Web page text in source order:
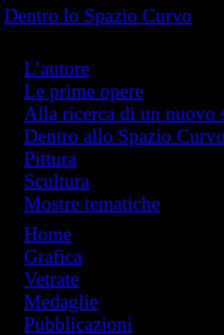
Dentro lo Spazio Curvo
L’autore
Le prime opere
Alla ricerca di un nuovo
Dentro allo Spazio
Pittura
Scultura
Mostre tematiche
contenutoHome
Grafica
Vetrate
Medaglie
Pubblicazioni